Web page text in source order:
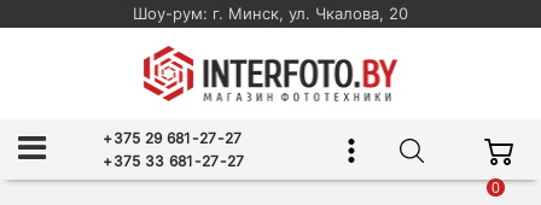
Шоу-рум: г. Минск, ул. Чкалова, 20
+375 29 681-27-27
+375 33 681-27-27
0